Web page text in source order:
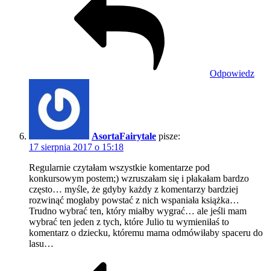
Odpowiedz
AsortaFairytale pisze:
17 sierpnia 2017 o 15:18
Regularnie czytałam wszystkie komentarze pod
konkursowym postem;) wzruszałam się i płakałam bardzo
często… myśle, że gdyby każdy z komentarzy bardziej
rozwinąć mogłaby powstać z nich wspaniała książka…
Trudno wybrać ten, który miałby wygrać… ale jeśli mam
wybrać ten jeden z tych, które Julio tu wymieniłaś to
komentarz o dziecku, któremu mama odmówiłaby spaceru do
lasu…